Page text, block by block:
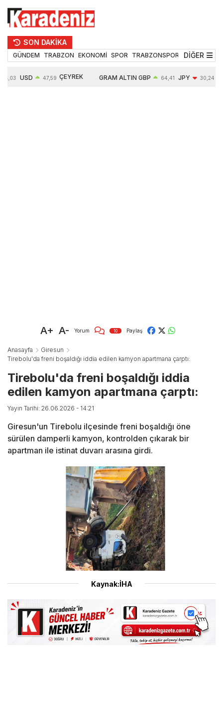
SON DAKİKA
GÜNDEM TRABZON EKONOMİ SPOR TRABZONSPOR TEKNOLOJİ
DİĞER
55,03 USD 47,59 ÇEYREK GRAM ALTIN GBP 64,41 JPY 30,24
A+ A- Yorum 10 Paylaş
Anasayfa
Giresun
Tirebolu'da freni boşaldığı iddia edilen kamyon apartmana çarptı:
Tirebolu'da freni boşaldığı iddia
edilen kamyon apartmana çarptı:
Yayın Tarihi: 26.06.2026 - 14:21
Giresun'un Tirebolu ilçesinde freni boşaldığı öne
sürülen damperli kamyon, kontrolden çıkarak bir
apartman ile istinat duvarı arasına girdi.
Kaynak:İHA